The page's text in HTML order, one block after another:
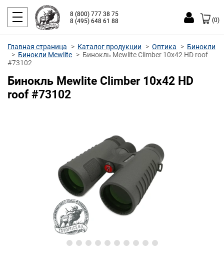
8 (800) 777 38 75
8 (495) 648 61 88
(0)
Главная страница Каталог продукции Оптика
Бинокли
Бинокли Mewlite
Бинокль Mewlite Climber 10x42 HD roof
#73102
Бинокль Mewlite Climber 10x42 HD
roof #73102